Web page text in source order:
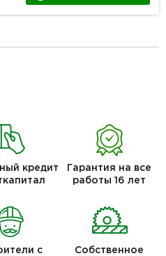
кредит
Гарантия на все
работы 16 лет
с
Собственное